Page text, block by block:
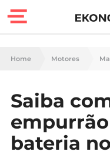
Finanças
Carreira
Casa
Home Motores
Saiba
bateria